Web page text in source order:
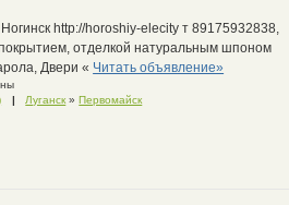
http://horoshiy-elecity т 89175932838,
отделкой натуральным шпоном
Двери « Читать объявление»
| Луганск »Первомайск